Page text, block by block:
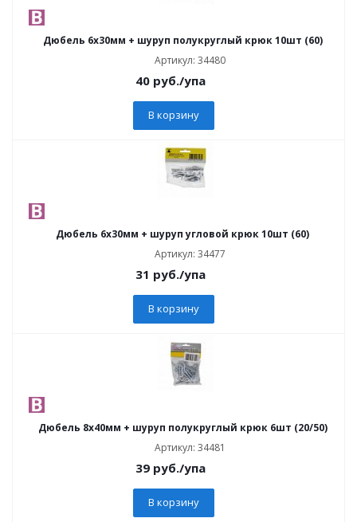
Дюбель 6х30мм + шуруп полукруглый крюк 10шт (60)
Артикул: 34480
40 руб./упа
В корзину
Дюбель 6х30мм + шуруп угловой крюк 10шт (60)
Артикул: 34477
31 руб./упа
В корзину
Дюбель 8х40мм + шуруп полукруглый крюк 6шт (20/50)
Артикул: 34481
39 руб./упа
В корзину